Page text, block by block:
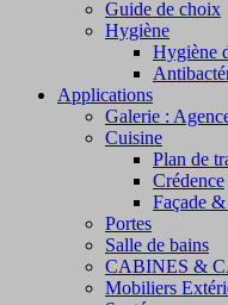
Guide de choix
Hygiène
Hygiène
Applications
Galerie :
Cuisine
Plan de
Crédence
Façade
Portes
Salle de bains
CABINES &
Mobiliers